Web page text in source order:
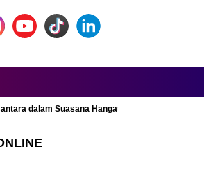
dalam Suasana Hangat dan Nyaman